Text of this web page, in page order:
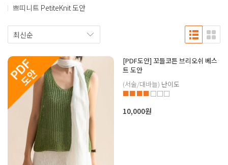
쁘띠니트 PetiteKnit 도안
[PDF도안] 꼬들코튼 브리오쉬 베스
트 도안
(서술/대바늘) 난이도
■■■■□□□
10,000원